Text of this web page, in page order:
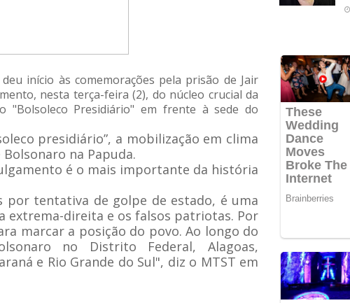
início às comemorações pela prisão de Jair
nesta terça-feira (2), do núcleo crucial da
"Bolsoleco Presidiário" em frente à sede do
presidiário”, a mobilização em clima
na Papuda.
é o mais importante da história
por tentativa de golpe de estado, é uma
extrema-direita e os falsos patriotas. Por
marcar a posição do povo. Ao longo do
no Distrito Federal, Alagoas,
e Rio Grande do Sul", diz o MTST em